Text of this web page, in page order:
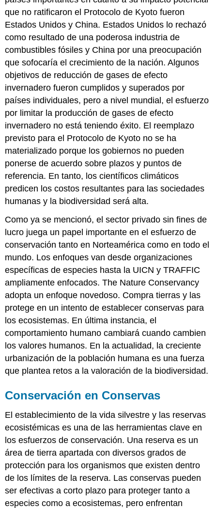
que no ratificaron el Protocolo de Kyoto fueron
Estados Unidos y China. Estados Unidos lo rechazó
como resultado de una poderosa industria de
combustibles fósiles y China por una preocupación
que sofocaría el crecimiento de la nación. Algunos
objetivos de reducción de gases de efecto
invernadero fueron cumplidos y superados por
países individuales, pero a nivel mundial, el esfuerzo
por limitar la producción de gases de efecto
invernadero no está teniendo éxito. El reemplazo
previsto para el Protocolo de Kyoto no se ha
materializado porque los gobiernos no pueden
ponerse de acuerdo sobre plazos y puntos de
referencia. En tanto, los científicos climáticos
predicen los costos resultantes para las sociedades
humanas y la biodiversidad será alta.
Como ya se mencionó, el sector privado sin fines de
lucro juega un papel importante en el esfuerzo de
conservación tanto en Norteamérica como en todo el
mundo. Los enfoques van desde organizaciones
específicas de especies hasta la UICN y TRAFFIC
ampliamente enfocados. The Nature Conservancy
adopta un enfoque novedoso. Compra tierras y las
protege en un intento de establecer conservas para
los ecosistemas. En última instancia, el
comportamiento humano cambiará cuando cambien
los valores humanos. En la actualidad, la creciente
urbanización de la población humana es una fuerza
que plantea retos a la valoración de la biodiversidad.
Conservación en Conservas
El establecimiento de la vida silvestre y las reservas
ecosistémicas es una de las herramientas clave en
los esfuerzos de conservación. Una reserva es un
área de tierra apartada con diversos grados de
protección para los organismos que existen dentro
de los límites de la reserva. Las conservas pueden
ser efectivas a corto plazo para proteger tanto a
especies como a ecosistemas, pero enfrentan